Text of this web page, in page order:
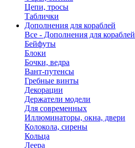
Цепи, тросы
Таблички
Дополнения для кораблей
Все - Дополнения для кораблей
Бейфуты
Блоки
Бочки, ведра
Вант-путенсы
Гребные винты
Декорации
Держатели модели
Для современных
Иллюминаторы, окна, двери
Колокола, сирены
Кольца
Леера